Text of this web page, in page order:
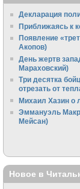
Декларация
Приближаясь к
Появление
Акопов)
День жертв
Мараховский)
Три десятка
отрезать от
Михаил Хазин о
Эммануэль
Мейсан)
Новое в